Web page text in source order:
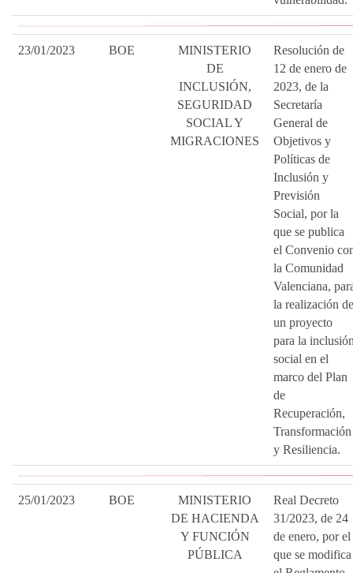
23/01/2023 BOE
MINISTERIO
DE
INCLUSIÓN,
SEGURIDAD
SOCIAL Y
MIGRACIONES
Resolución de
12 de enero de
2023, de la
Secretaría
General de
Objetivos y
Políticas de
Inclusión y
Previsión
Social, por la
que se publica
el Convenio
la Comunidad
Valenciana,
la realización de
un proyecto
para la
social en el
marco del Plan
de
Recuperación,
Transformación
y Resiliencia.
25/01/2023 BOE
MINISTERIO
DE HACIENDA
Y FUNCIÓN
PÚBLICA
Real Decreto
31/2023, de 24
de enero, por el
que se modifica